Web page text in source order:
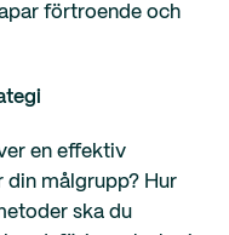
förtroende och
en effektiv
din målgrupp? Hur
ska du